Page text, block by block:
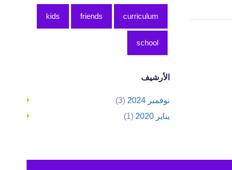
curriculum
friends
kids
school
الأرشيف
نوفمبر 2024
(3)
يناير 2020
(1)